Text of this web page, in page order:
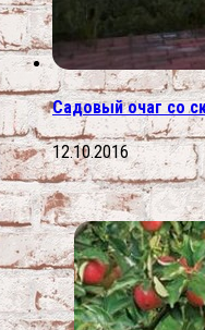
Садовый очаг со
12.10.2016